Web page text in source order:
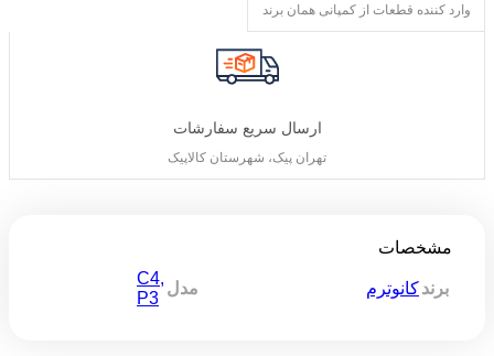
وارد کننده قطعات از کمپانی همان برند
ارسال سریع سفارشات
تهران پیک، شهرستان کالاپیک
مشخصات
برندکانوترم مدل
C4,
P3